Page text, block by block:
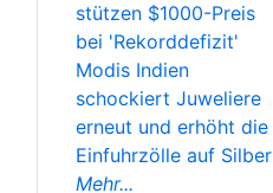
stützen $1000-Preis
bei 'Rekorddefizit'
Modis Indien
schockiert Juweliere
erneut und erhöht die
Einfuhrzölle auf Silber
Mehr...